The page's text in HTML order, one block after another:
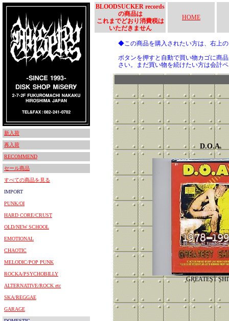
新入荷
再入荷
RECOMMEND
セール商品
すべての商品を見る
IMPORT
PUNK/OI
HARD CORE/CRUST
OLD/NEW SCHOOL
EMOTIONAL
CHAOTIC
MELODIC/POP PUNK
ROCKA/PSYCHOBILLY
ALTERNATIVE/ROCK etc
SKA/REGGAE
GARAGE
BLOODSUCKER records
の商品は
これまでどおり消費税は
いただきません
HOME
◆この商品を購入されたい方は、右上
ボタンを押すと自動で買い物カゴに商
さい。まだ買い物を続けたい方は会計
D.O.A.
GREATEST